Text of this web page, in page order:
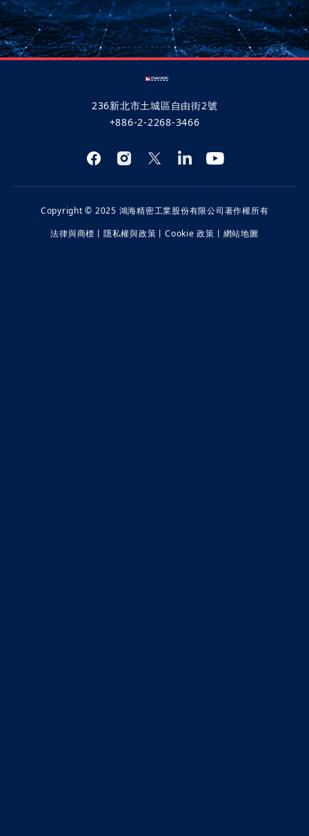
236新北市土城區自由街2號
+886-2-2268-3466
Copyright © 2025 鴻海精密工業股份有限公司著作權所有
法律與商標
隱私權與政策 丨Cookie 政策 網站地圖